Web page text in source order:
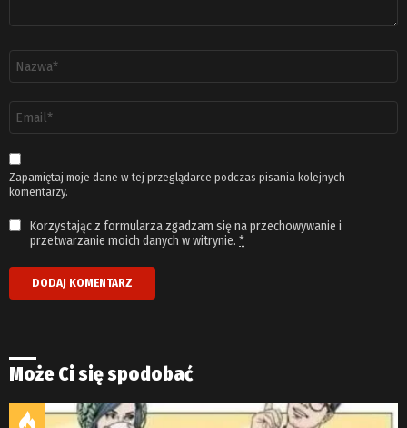
email
*
Zapamiętaj moje dane w tej przeglądarce podczas pisania kolejnych
komentarzy.
Korzystając z formularza zgadzam się na przechowywanie i
przetwarzanie moich danych w witrynie. *
Może Ci się spodobać